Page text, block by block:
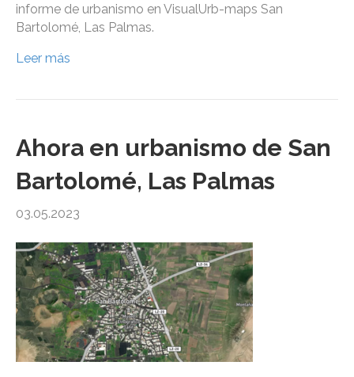
informe de urbanismo en VisualUrb-maps San
Bartolomé, Las Palmas.
Leer más
Ahora en urbanismo de San
Bartolomé, Las Palmas
03.05.2023